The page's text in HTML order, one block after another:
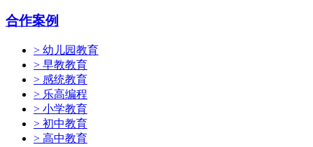
合作案例
> 幼儿园教育
> 早教教育
> 感统教育
> 乐高编程
> 小学教育
> 初中教育
> 高中教育